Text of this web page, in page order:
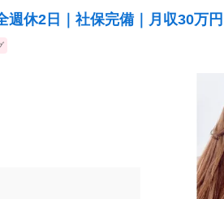
週休2日｜社保完備｜月収30万